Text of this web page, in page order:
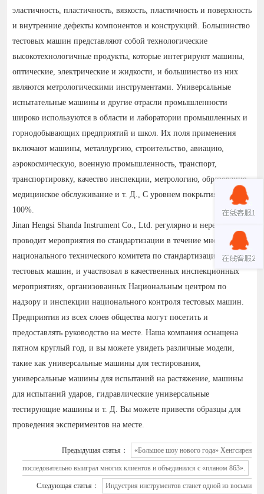
эластичность, пластичность, вязкость, пластичность и поверхность
и внутренние дефекты компонентов и конструкций. Большинство
тестовых машин представляют собой технологические
высокотехнологичные продукты, которые интегрируют машины,
оптические, электрические и жидкости, и большинство из них
являются метрологическими инструментами. Универсальные
испытательные машины и другие отрасли промышленности
широко используются в области и лаборатории промышленных и
горнодобывающих предприятий и школ. Их поля применения
включают машины, металлургию, строительство, авиацию,
аэрокосмическую, военную промышленность, транспорт,
транспортировку, качество инспекции, метрологию, образование,
медицинское обслуживание и т. Д., С уровнем покрытия почти
100%.
Jinan Hengsi Shanda Instrument Co., Ltd. регулярно и нерегулярно
проводит мероприятия по стандартизации в течение многих лет
национального технического комитета по стандартизации
тестовых машин, и участвовал в качественных инспекционных
мероприятиях, организованных Национальным центром по
надзору и инспекции национального контроля тестовых машин.
Предприятия из всех слоев общества могут посетить и
предоставлять руководство на месте. Наша компания оснащена
пятном круглый год, и вы можете увидеть различные модели,
такие как универсальные машины для тестирования,
универсальные машины для испытаний на растяжение, машины
для испытаний ударов, гидравлические универсальные
тестирующие машины и т. Д. Вы можете привести образцы для
проведения экспериментов на месте.
Предыдущая статья： «Большое шоу нового года» Хенгсирен
последовательно выиграл многих клиентов и объединился с «планом 863».
Следующая статья： Индустрия инструментов станет одной из восьми